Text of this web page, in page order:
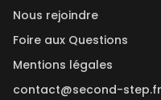
Nous rejoindre
Foire aux Questions
Mentions légales
contact@second-step.fr